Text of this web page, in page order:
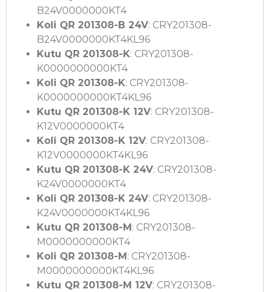
B24V0000000KT4
Koli QR 201308-B 24V: CRY201308-
B24V0000000KT4KL96
Kutu QR 201308-K: CRY201308-
K0000000000KT4
Koli QR 201308-K: CRY201308-
K0000000000KT4KL96
Kutu QR 201308-K 12V: CRY201308-
K12V0000000KT4
Koli QR 201308-K 12V: CRY201308-
K12V0000000KT4KL96
Kutu QR 201308-K 24V: CRY201308-
K24V0000000KT4
Koli QR 201308-K 24V: CRY201308-
K24V0000000KT4KL96
Kutu QR 201308-M : CRY201308-
M0000000000KT4
Koli QR 201308-M : CRY201308-
M0000000000KT4KL96
Kutu QR 201308-M 12V: CRY201308-